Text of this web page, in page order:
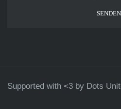
Supported with <3 by Dots